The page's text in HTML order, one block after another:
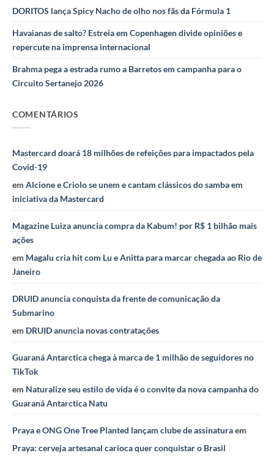
DORITOS lança Spicy Nacho de olho nos fãs da Fórmula 1
Havaianas de salto? Estreia em Copenhagen divide opiniões e
repercute na imprensa internacional
Brahma pega a estrada rumo a Barretos em campanha para o
Circuito Sertanejo 2026
COMENTÁRIOS
Mastercard doará 18 milhões de refeições para impactados pela
Covid-19
em Alcione e Criolo se unem e cantam clássicos do samba em
iniciativa da Mastercard
Magazine Luiza anuncia compra da Kabum! por R$ 1 bilhão mais
ações
em Magalu cria hit com Lu e Anitta para marcar chegada ao Rio de
Janeiro
DRUID anuncia conquista da frente de comunicação da
Submarino
em DRUID anuncia novas contratações
Guaraná Antarctica chega à marca de 1 milhão de seguidores no
TikTok
em Naturalize seu estilo de vida é o convite da nova campanha do
Guaraná Antarctica Natu
Praya e ONG One Tree Planted lançam clube de assinaturaem
Praya: cerveja artesanal carioca quer conquistar o Brasil